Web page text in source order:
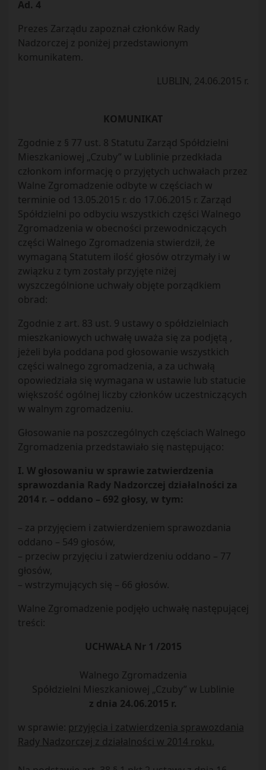
Ad. 4
Prezes Zarządu zapoznał członków Rady
Nadzorczej z poniżej przedstawionym
komunikatem.
LUBLIN, 24.06.2015 r.
KOMUNIKAT
Zgodnie z § 77 ust. 8 Statutu Zarząd Spółdzielni
Mieszkaniowej „Czuby” w Lublinie przedkłada
członkom informację o przyjętych uchwałach przez
Walne Zgromadzenie odbyte w częściach w
terminie od 13.05.2015 r. do 17.06.2015 r. Zarząd
Spółdzielni po odbyciu wszystkich części Walnego
Zgromadzenia w obecności przewodniczących
części Walnego Zgromadzenia stwierdził, że
wymaganą Statutem ilość głosów otrzymały i w
związku z tym zostały przyjęte niżej
wyszczególnione uchwały objęte porządkiem
obrad:
Zgodnie z art. 83 ust. 9 ustawy o spółdzielniach
mieszkaniowych uchwałę uważa się za podjętą ,
jeżeli była poddana pod głosowanie wszystkich
części walnego zgromadzenia, a za uchwałą
opowiedziała się wymagana w ustawie lub statucie
większość ogólnej liczby członków uczestniczących
w walnym zgromadzeniu.
Głosowanie na poszczególnych częściach Walnego
Zgromadzenia przedstawiało się następująco:
I. W głosowaniu w sprawie zatwierdzenia
sprawozdania Rady Nadzorczej działalności za
2014 r. – oddano – 692 głosy, w tym:
– za przyjęciem i zatwierdzeniem sprawozdania
oddano – 549 głosów,
– przeciw przyjęciu i zatwierdzeniu oddano – 77
głosów,
– wstrzymujących się – 66 głosów.
Walne Zgromadzenie podjęło uchwałę następującej
treści:
UCHWAŁA Nr 1 /2015
Walnego Zgromadzenia
Spółdzielni Mieszkaniowej „Czuby” w Lublinie
z dnia 24.06.2015 r.
w sprawie: przyjęcia i zatwierdzenia sprawozdania
Rady Nadzorczej z działalności w 2014 roku.